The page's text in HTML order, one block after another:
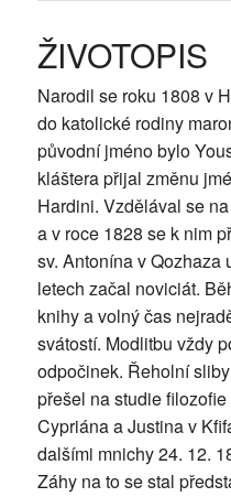
ŽIVOTOPIS
Narodil se roku 1808 v
do katolické rodiny
původní jméno bylo
kláštera přijal změnu
Hardini. Vzdělával se
a v roce 1828 se k nim
sv. Antonína v Qozhaza
letech začal noviciát.
knihy a volný čas
svátostí. Modlitbu vždy
odpočinek. Řeholní
přešel na studie
Cypriána a Justina v
dalšími mnichy 24. 12.
Záhy na to se stal